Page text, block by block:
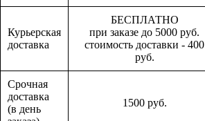
Курьерская
доставка
БЕСПЛАТНО
при заказе до 5000 руб.
стоимость доставки - 400
руб.
Срочная
доставка
(в день
1500 руб.